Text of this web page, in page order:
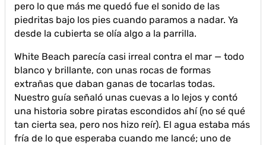
pero lo que más me quedó fue el sonido de las
piedritas bajo los pies cuando paramos a nadar. Ya
desde la cubierta se olía algo a la parrilla.
White Beach parecía casi irreal contra el mar — todo
blanco y brillante, con unas rocas de formas
extrañas que daban ganas de tocarlas todas.
Nuestro guía señaló unas cuevas a lo lejos y contó
una historia sobre piratas escondidos ahí (no sé qué
tan cierta sea, pero nos hizo reír). El agua estaba más
fría de lo que esperaba cuando me lancé; uno de